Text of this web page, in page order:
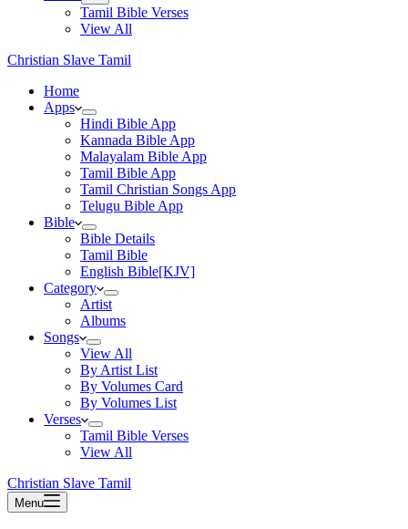
Tamil Bible Verses
View All
Christian Slave Tamil
Home
Apps
Hindi Bible App
Kannada Bible App
Malayalam Bible App
Tamil Bible App
Tamil Christian Songs App
Telugu Bible App
Bible
Bible Details
Tamil Bible
English Bible[KJV]
Category
Artist
Albums
Songs
View All
By Artist List
By Volumes Card
By Volumes List
Verses
Tamil Bible Verses
View All
Christian Slave Tamil
Menu